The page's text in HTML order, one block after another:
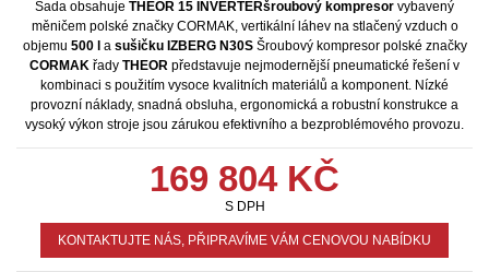
Sada obsahuje THEOR 15 INVERTERšroubový kompresor vybavený
měničem polské značky CORMAK, vertikální láhev na stlačený vzduch o
objemu 500 la sušičku IZBERG N30SŠroubový kompresor polské značky
CORMAK řady THEOR představuje nejmodernější pneumatické řešení v
kombinaci s použitím vysoce kvalitních materiálů a komponent. Nízké
provozní náklady, snadná obsluha, ergonomická a robustní konstrukce a
vysoký výkon stroje jsou zárukou efektivního a bezproblémového provozu.
169 804 KČ
S DPH
KONTAKTUJTE NÁS, PŘIPRAVÍME VÁM CENOVOU NABÍDKU